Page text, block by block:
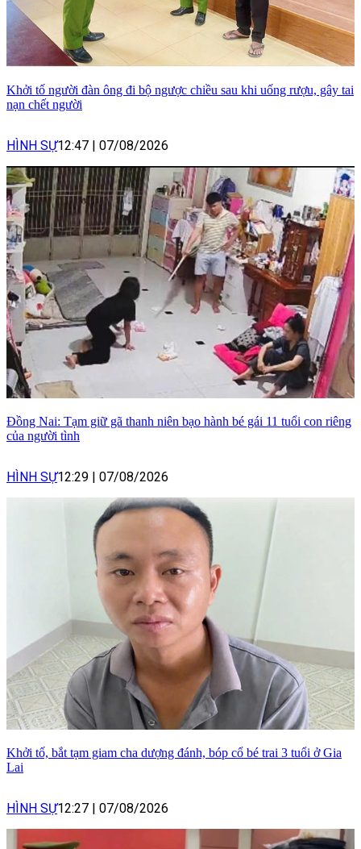
Khởi tố người đàn ông đi bộ ngược chiều sau khi uống rượu, gây tai
nạn chết người
HÌNH SỰ12:47 07/08/2026
Đồng Nai: Tạm giữ gã thanh niên bạo hành bé gái 11 tuổi con riêng
của người tình
HÌNH SỰ12:29 07/08/2026
Khởi tố, bắt tạm giam cha dượng đánh, bóp cổ bé trai 3 tuổi ở Gia
Lai
HÌNH SỰ12:27 07/08/2026